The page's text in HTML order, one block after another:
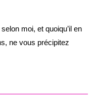
moi, et quoiqu’il en
ne vous précipitez